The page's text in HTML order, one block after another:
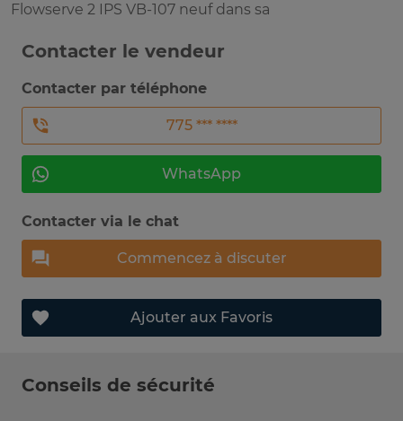
Flowserve 2 IPS VB-107 neuf dans sa
Contacter le vendeur
Contacter par téléphone
775 *** ****
WhatsApp
Contacter via le chat
Commencez à discuter
Ajouter aux Favoris
Conseils de sécurité